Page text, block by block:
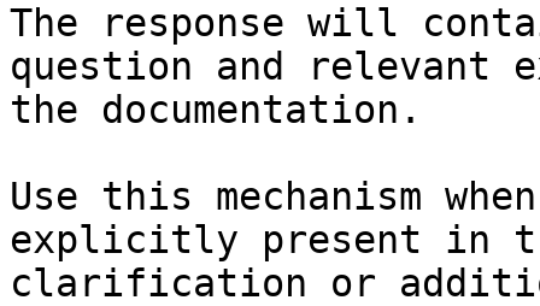
The response will
question and relevant
the documentation.
Use this mechanism
explicitly present in
clarification or